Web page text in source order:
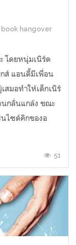
hangover
โดยหนุ่มเนิร์ด
ส์ แอนดี้มีเพื่อน
สมอทำให้เด็กเนิร์
นกลั่นแกล้ง ขณะ
นไซด์คิกของอ
51